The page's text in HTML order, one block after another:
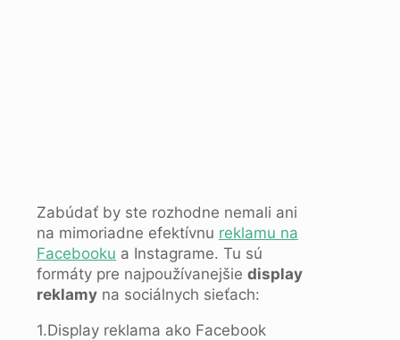
Zabúdať by ste rozhodne nemali ani
na mimoriadne efektívnu reklamu na
Facebooku a Instagrame. Tu sú
formáty pre najpoužívanejšie display
reklamy na sociálnych sieťach:
1.Display reklama ako Facebook